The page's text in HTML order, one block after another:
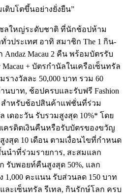
ติบโตขึ้นอย่างยั่งยืน”
ลใหญ่ระดับชาติ ที่นักช้อปห้าม
ประเทศ อาทิ สมาชิก The 1 กิน-
Macau 2 คืน พร้อมบัตรรับ
+ บัตรกำนัลในเครือเซ็นทรัล
างวัลละ 50,000 บาท รวม 60
นบาท, ช้อปครบและรับฟรี Fashion
สำหรับช้อปสินค้าแฟชั่นที่ร่วม
เดอะวัน รับรวมสูงสุด 10%* โดย
ครดิตเงินคืนหรือรับบัตรของขวัญ
งสุด 10 เดือน ตามเงื่อนไขที่กำหนด
นำที่ร่วมรายการ, สะสมแลก
รับพอยท์คืนสูงสุด 50%, แลก
1,000 คะแนน รับส่วนลด 150 บาท
ละเซ็นทรัล รีเทล, กินรักษ์โลก ครบ